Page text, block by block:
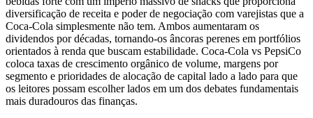
diversificação de receita e poder de negociação com varejistas que a
Coca-Cola simplesmente não tem. Ambos aumentaram os
dividendos por décadas, tornando-os âncoras perenes em portfólios
orientados à renda que buscam estabilidade. Coca-Cola vs PepsiCo
coloca taxas de crescimento orgânico de volume, margens por
segmento e prioridades de alocação de capital lado a lado para que
os leitores possam escolher lados em um dos debates fundamentais
mais duradouros das finanças.